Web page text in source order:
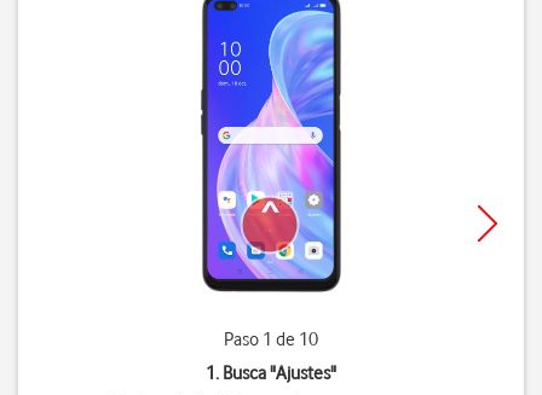
Paso 1 de 10
1. Busca "Ajustes"